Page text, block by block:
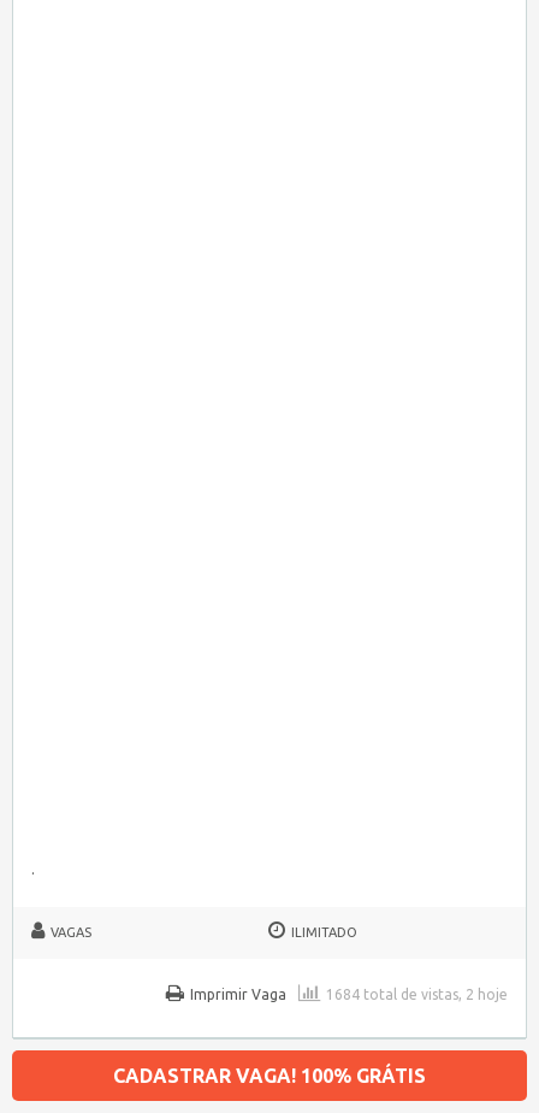
.
VAGAS ILIMITADO
1684 total de vistas, 2 hoje
Imprimir Vaga
CADASTRAR VAGA! 100% GRÁTIS